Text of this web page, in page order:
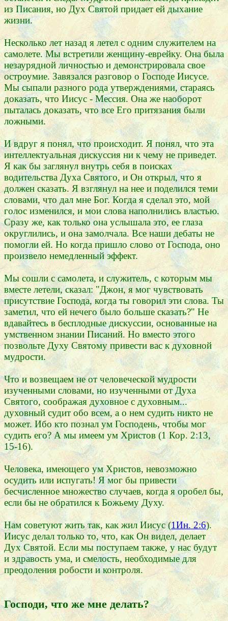
из Писания, но Дух Святой придает ей дыхание
жизни.
Несколько лет назад я летел с одним служителем на
самолете. Мы встретили женщину-еврейку. Она была
незаурядной личностью и демонстрировала свое
остроумие. Завязался разговор о Господе Иисусе.
Мы сыпали разного рода утверждениями, стараясь
доказать, что Иисус - Мессия. Она же наоборот
пыталась доказать, что все Его притязания были
ложными.
И вдруг я понял, что происходит. Я понял, что эта
интеллектуальная дискуссия ни к чему не приведет.
Я как бы заглянул внутрь себя в поисках
водительства Духа Святого, и Он открыл, что я
должен сказать. Я взглянул на нее и поделился теми
словами, что дал мне Бог. Когда я сделал это, мой
голос изменился, и мои слова наполнились властью.
Сразу же, как только она услышала это, ее глаза
округлились, и она замолчала. Все наши дебаты не
помогли ей. Но когда пришло слово от Господа, оно
произвело немедленный эффект.
Мы сошли с самолета, и служитель, с которым мы
вместе летели, сказал: "Джон, я мог чувствовать
присутствие Господа, когда ты говорил эти слова. Ты
заметил, что ей нечего было больше сказать?" Не
вдавайтесь в бесплодные дискуссии, основанные на
умственном знании Писаний. Но вместо этого
позвольте Духу Святому привести вас к духовной
мудрости.
Что и возвещаем не от человеческой мудрости
изученными словами, но изученными от Духа
Святого, соображая духовное с духовным...
духовный судит обо всем, а о нем судить никто не
может. Ибо кто познал ум Господень, чтобы мог
судить его? А мы имеем ум Христов (1 Кор. 2:13,
15-16).
Человека, имеющего ум Христов, невозможно
осудить или испугать! Я мог бы привести
бесчисленное множество случаев, когда я оробел бы,
если бы не обратился к Божьему Духу.
Нам советуют жить так, как жил Иисус (1Ин. 2:6).
Иисус делал только то, что, как Он видел, делает
Дух Святой. Если мы поступаем также, у нас будут
и здравость ума, и смелость, необходимые для
преодоления робости и контроля.
Господи, что же мне делать?